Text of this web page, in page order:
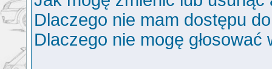
Dlaczego nie mam dostępu
Dlaczego nie mogę głosować